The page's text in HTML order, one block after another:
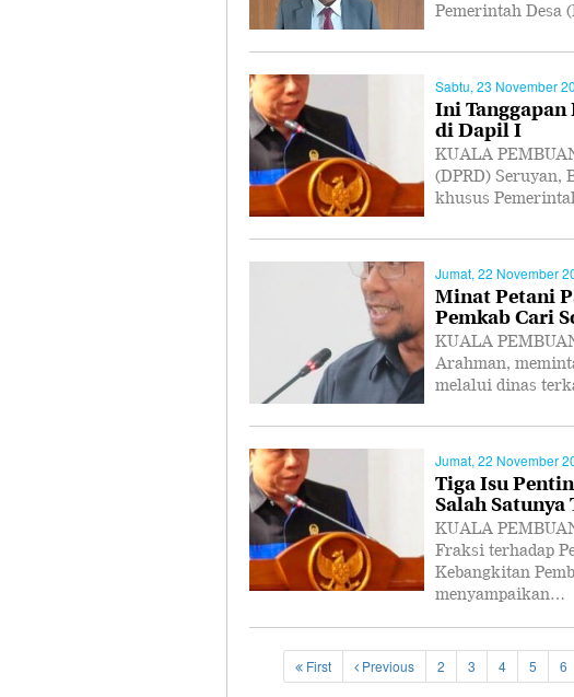
Pemerintah Desa
Sabtu, 23 November
Ini Tanggapan
di Dapil I
KUALA
(DPRD) Seruyan,
khusus
Jumat, 22 November
Minat Petani
Pemkab Cari
KUALA
Arahman,
melalui dinas
Jumat, 22 November
Tiga Isu
Salah Satunya
KUALA
Fraksi terhadap
Kebangkitan
menyampaikan…
First Previous 2 3 4 5 6